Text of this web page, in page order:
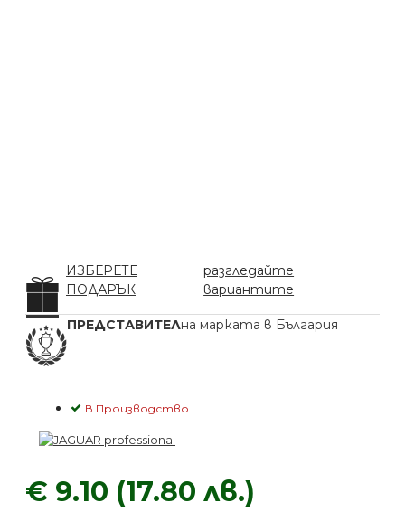
ИЗБЕРЕТЕ
ПОДАРЪК
разгледайте
вариантите
ПРЕДСТАВИТЕЛна марката в България
€ 9.10 (17.80 лв.)
В Производство